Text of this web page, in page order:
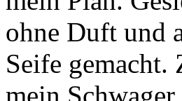
ohne Duft und
Seife gemacht.
mein